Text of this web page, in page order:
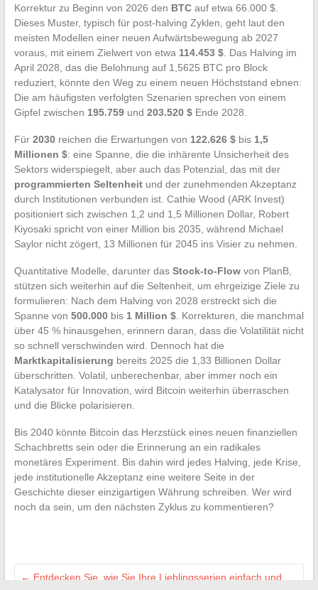
Korrektur zu Beginn von 2026 den BTCauf etwa 66.000 $.
Dieses Muster, typisch für post-halving Zyklen, geht laut den
meisten Modellen einer neuen Aufwärtsbewegung ab 2027
voraus, mit einem Zielwert von etwa 114.453 $. Das Halving im
April 2028, das die Belohnung auf 1,5625 BTC pro Block
reduziert, könnte den Weg zu einem neuen Höchststand ebnen:
Die am häufigsten verfolgten Szenarien sprechen von einem
Gipfel zwischen 195.759und 203.520 $Ende 2028.
Für 2030reichen die Erwartungen von 122.626 $bis 1,5
Millionen $: eine Spanne, die die inhärente Unsicherheit des
Sektors widerspiegelt, aber auch das Potenzial, das mit der
programmierten Seltenheitund der zunehmenden Akzeptanz
durch Institutionen verbunden ist. Cathie Wood (ARK Invest)
positioniert sich zwischen 1,2 und 1,5 Millionen Dollar, Robert
Kiyosaki spricht von einer Million bis 2035, während Michael
Saylor nicht zögert, 13 Millionen für 2045 ins Visier zu nehmen.
Quantitative Modelle, darunter das Stock-to-Flowvon PlanB,
stützen sich weiterhin auf die Seltenheit, um ehrgeizige Ziele zu
formulieren: Nach dem Halving von 2028 erstreckt sich die
Spanne von 500.000bis 1 Million $. Korrekturen, die manchmal
über 45 % hinausgehen, erinnern daran, dass die Volatilität nicht
so schnell verschwinden wird. Dennoch hat die
Marktkapitalisierung bereits 2025 die 1,33 Billionen Dollar
überschritten. Volatil, unberechenbar, aber immer noch ein
Katalysator für Innovation, wird Bitcoin weiterhin überraschen
und die Blicke polarisieren.
Bis 2040 könnte Bitcoin das Herzstück eines neuen finanziellen
Schachbretts sein oder die Erinnerung an ein radikales
monetäres Experiment. Bis dahin wird jedes Halving, jede Krise,
jede institutionelle Akzeptanz eine weitere Seite in der
Geschichte dieser einzigartigen Währung schreiben. Wer wird
noch da sein, um den nächsten Zyklus zu kommentieren?
← Entdecken Sie, wie Sie Ihre Lieblingsserien einfach und